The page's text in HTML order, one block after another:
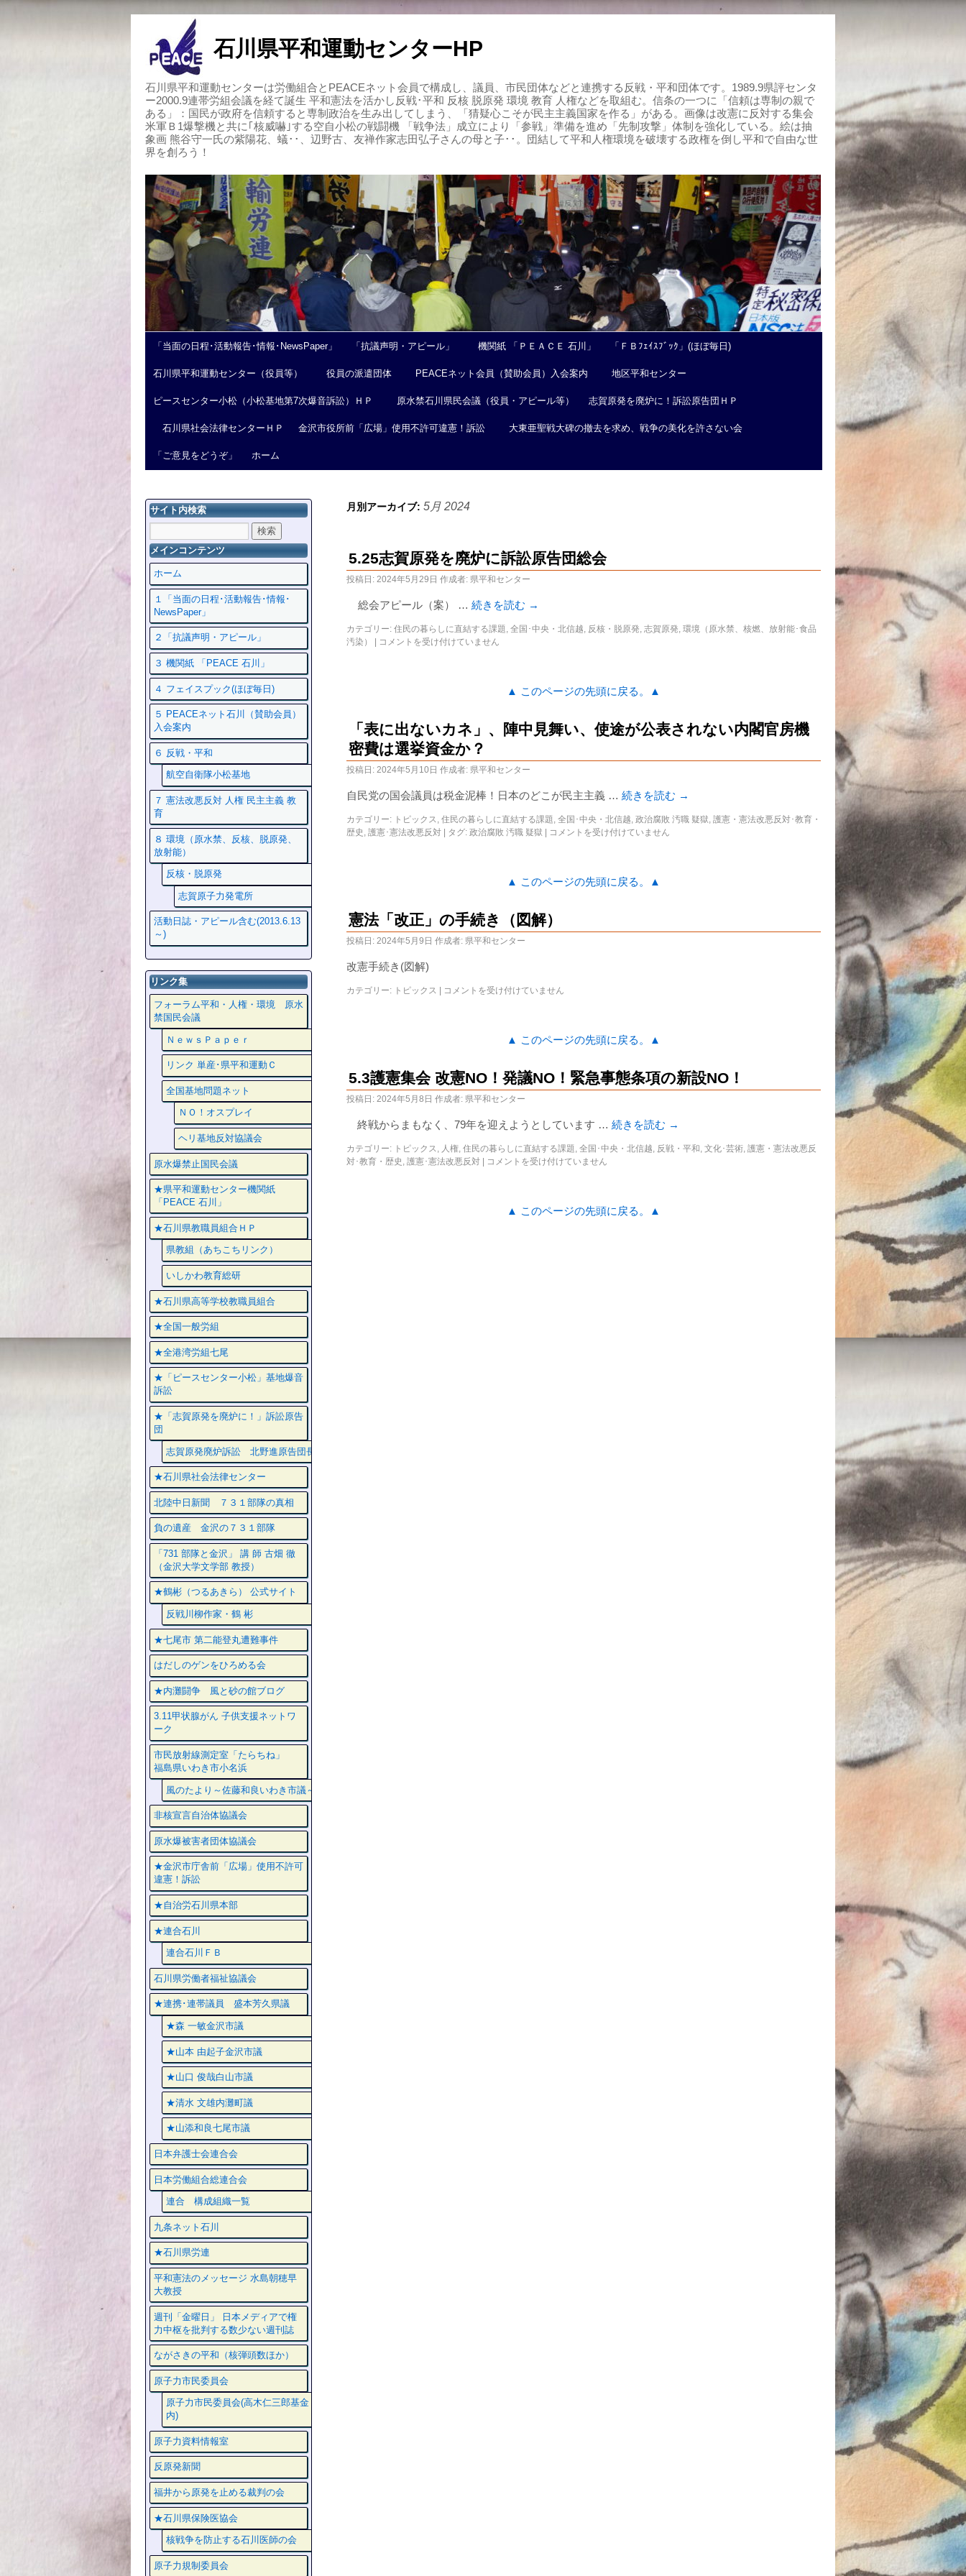
石川県平和運動センターHP
石川県平和運動センターは労働組合とPEACEネット会員で構成し、議員、市民団体などと連携する反戦・平和団体です。1989.9県評センタ
ー2000.9連帯労組会議を経て誕生 平和憲法を活かし反戦･平和 反核 脱原発 環境 教育 人権などを取組む。信条の一つに「信頼は専制の親で
ある」：国民が政府を信頼すると専制政治を生み出してしまう、「猜疑心こそが民主主義国家を作る」がある。画像は改憲に反対する集会
米軍Ｂ1爆撃機と共に｢核威嚇｣する空自小松の戦闘機 「戦争法」成立により「参戦」準備を進め「先制攻撃」体制を強化している。絵は抽
象画 熊谷守一氏の紫陽花、蟻･･、辺野古、友禅作家志田弘子さんの母と子･･。団結して平和人権環境を破壊する政権を倒し平和で自由な世
界を創ろう！
「当面の日程･活動報告･情報･NewsPaper」 「抗議声明・アピール」 機関紙 「ＰＥＡＣＥ 石川」 「ＦＢﾌｪｲｽﾌﾞｯｸ」(ほぼ毎日)
石川県平和運動センター（役員等） 役員の派遣団体 PEACEネット会員（賛助会員）入会案内 地区平和センター
ピースセンター小松（小松基地第7次爆音訴訟）ＨＰ 原水禁石川県民会議（役員・アピール等） 志賀原発を廃炉に！訴訟原告団ＨＰ
石川県社会法律センターＨＰ 金沢市役所前「広場」使用不許可違憲！訴訟 大東亜聖戦大碑の撤去を求め、戦争の美化を許さない会
「ご意見をどうぞ」 ホーム
月別アーカイブ: 5月 2024
5.25志賀原発を廃炉に訴訟原告団総会
投稿日: 2024年5月29日 作成者: 県平和センター
総会アピール（案） … 続きを読む →
カテゴリー: 住民の暮らしに直結する課題, 全国･中央・北信越, 反核・脱原発, 志賀原発, 環境（原水禁、核燃、放射能･食品
汚染）
コメントを受け付けていません
▲ このページの先頭に戻る。▲
「表に出ないカネ」、陣中見舞い、使途が公表されない内閣官房機
密費は選挙資金か？
投稿日: 2024年5月10日 作成者: 県平和センター
自民党の国会議員は税金泥棒！日本のどこが民主主義 … 続きを読む →
カテゴリー: トピックス, 住民の暮らしに直結する課題, 全国･中央・北信越, 政治腐敗 汚職 疑獄, 護憲・憲法改悪反対･教育・
歴史 , 護憲･憲法改悪反対 タグ: 政治腐敗 汚職 疑獄 コメントを受け付けていません
▲ このページの先頭に戻る。▲
憲法「改正」の手続き（図解）
投稿日: 2024年5月9日 作成者: 県平和センター
改憲手続き(図解)
カテゴリー: トピックス コメントを受け付けていません
▲ このページの先頭に戻る。▲
5.3護憲集会 改憲NO！発議NO！緊急事態条項の新設NO！
投稿日: 2024年5月8日 作成者: 県平和センター
終戦からまもなく、79年を迎えようとしています … 続きを読む →
カテゴリー: トピックス, 人権, 住民の暮らしに直結する課題, 全国･中央・北信越, 反戦・平和, 文化･芸術, 護憲・憲法改悪反
対･教育・歴史 , 護憲･憲法改悪反対 コメントを受け付けていません
▲ このページの先頭に戻る。▲
サイト内検索
メインコンテンツ
ホーム
１「当面の日程･活動報告･情報･
NewsPaper」
２「抗議声明・アピール」
３ 機関紙 「PEACE 石川」
４ フェイスプック(ほぼ毎日)
５ PEACEネット石川（賛助会員）
入会案内
６ 反戦・平和
航空自衛隊小松基地
７ 憲法改悪反対 人権 民主主義 教
育
８ 環境（原水禁、反核、脱原発、
放射能）
反核・脱原発
志賀原子力発電所
活動日誌・アピール含む(2013.6.13
～)
リンク集
フォーラム平和・人権・環境 原水
禁国民会議
ＮｅｗｓＰａｐｅｒ
リンク 単産･県平和運動Ｃ
全国基地問題ネット
ＮＯ！オスプレイ
ヘリ基地反対協議会
原水爆禁止国民会議
★県平和運動センター機関紙
「PEACE 石川」
★石川県教職員組合ＨＰ
県教組（あちこちリンク）
いしかわ教育総研
★石川県高等学校教職員組合
★全国一般労組
★全港湾労組七尾
★「ピースセンター小松」基地爆音
訴訟
★「志賀原発を廃炉に！」訴訟原告
団
志賀原発廃炉訴訟 北野進原告団長
★石川県社会法律センター
北陸中日新聞 ７３１部隊の真相
負の遺産 金沢の７３１部隊
「731 部隊と金沢」 講 師 古畑 徹
（金沢大学文学部 教授）
★鶴彬（つるあきら） 公式サイト
反戦川柳作家・鶴 彬
★七尾市 第二能登丸遭難事件
はだしのゲンをひろめる会
★内灘闘争 風と砂の館ブログ
3.11甲状腺がん 子供支援ネットワ
ーク
市民放射線測定室「たらちね」
福島県いわき市小名浜
風のたより～佐藤和良いわき市議～
非核宣言自治体協議会
原水爆被害者団体協議会
★金沢市庁舎前「広場」使用不許可
違憲！訴訟
★自治労石川県本部
★連合石川
連合石川ＦＢ
石川県労働者福祉協議会
★連携･連帯議員 盛本芳久県議
★森 一敏金沢市議
★山本 由起子金沢市議
★山口 俊哉白山市議
★清水 文雄内灘町議
★山添和良七尾市議
日本弁護士会連合会
日本労働組合総連合会
連合 構成組織一覧
九条ネット石川
★石川県労連
平和憲法のメッセージ 水島朝穂早
大教授
週刊「金曜日」 日本メディアで権
力中枢を批判する数少ない週刊誌
ながさきの平和（核弾頭数ほか）
原子力市民委員会
原子力市民委員会(高木仁三郎基金
内)
原子力資料情報室
反原発新聞
福井から原発を止める裁判の会
★石川県保険医協会
核戦争を防止する石川医師の会
原子力規制委員会